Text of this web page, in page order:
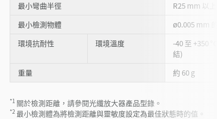
最小彎曲半徑
R25 mm 以上
最小檢測物體
ø0.005 mm
環境抗耐性
環境溫度
-40 至 +350
結)
重量
約 60 g
*1 關於檢測距離，請參閱光纖放大器產品型錄。
*2 最小檢測體為將檢測距離與靈敏度設定為最佳狀態時的值。